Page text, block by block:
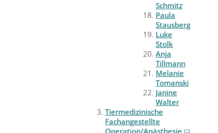
Schmitz
Paula
Stausberg
Luke
Stolk
Anja
Tillmann
Melanie
Tomanski
Janine
Walter
Tiermedizinische
Fachangestellte
Operation/Anästhesie